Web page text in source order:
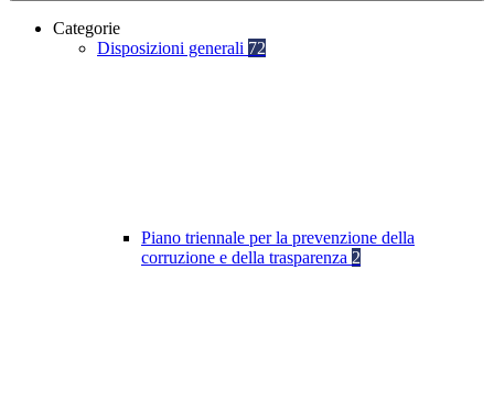
Categorie
Disposizioni generali 72
Piano triennale per la prevenzione della
corruzione e della trasparenza 2